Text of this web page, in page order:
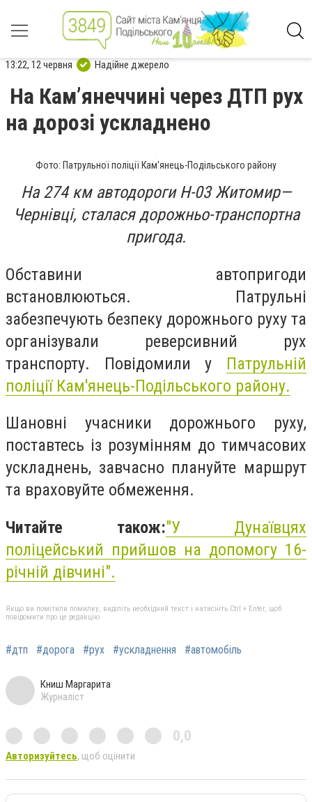
13:22, 12 червня Надійне джерело
На Камʼянеччині через ДТП рух
на дорозі ускладнено
Фото: Патрульної поліції Кам'янець-Подільського району
На 274 км автодороги Н-03 Житомир—
Чернівці, сталася дорожньо-транспортна
пригода.
Обставини автопригоди
встановлюються. Патрульні
забезпечують безпеку дорожнього руху та
організували реверсивний рух
транспорту. Повідомили у Патрульній
поліції Кам'янець-Подільського району.
Шановні учасники дорожнього руху,
поставтесь із розумінням до тимчасових
ускладнень, завчасно плануйте маршрут
та враховуйте обмеження.
Читайте також:"У Дунаївцях
поліцейський прийшов на допомогу 16-
річній дівчині".
Якщо ви помітили помилку, виділіть необхідний текст і натисніть Ctrl + Enter, щоб
повідомити про це редакцію
#дтп #дорога #рух #ускладнення #автомобіль
Книш Маргарита
Журналіст
0,0
Авторизуйтесь, щоб оцінити